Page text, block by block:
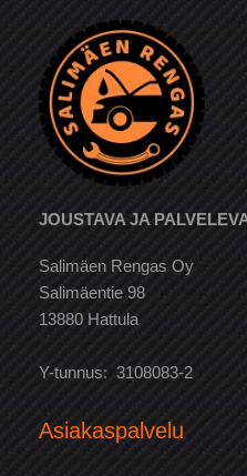
JOUSTAVA JA
Salimäen Rengas Oy
Salimäentie 98
13880 Hattula
Y-tunnus: 3108083-2
Asiakaspalvelu